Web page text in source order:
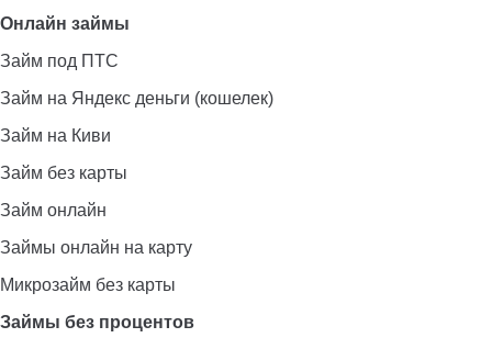
Онлайн займы
Займ под ПТС
Займ на Яндекс деньги (кошелек)
Займ на Киви
Займ без карты
Займ онлайн
Займы онлайн на карту
Микрозайм без карты
Займы без процентов